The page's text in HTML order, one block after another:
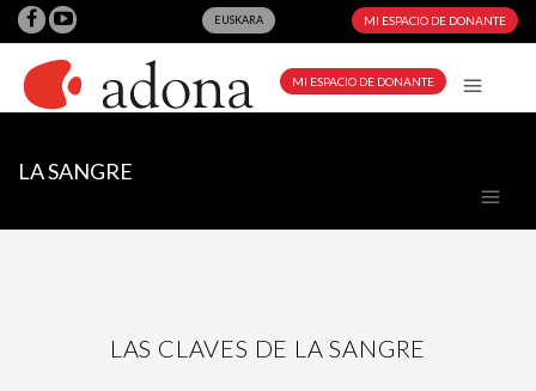
EUSKARA MI ESPACIO DE DONANTE
MI ESPACIO DE DONANTE
LA SANGRE
LAS CLAVES DE LA SANGRE